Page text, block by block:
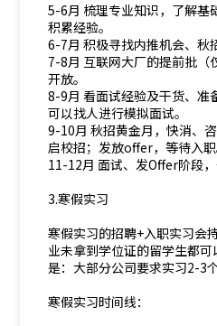
5-6月 梳理专业知识，了解基
积累经验。
6-7月 积极寻找内推机会、秋
7-8月 互联网大厂的提前批（
开放。
8-9月 看面试经验及干货、准
可以找人进行模拟面试。
9-10月 秋招黄金月，快消、
启校招；发放offer，等待入职
11-12月 面试、发Offer阶段，
3.寒假实习
寒假实习的招聘+入职实习会
业未拿到学位证的留学生都
是：大部分公司要求实习2-3
寒假实习时间线：